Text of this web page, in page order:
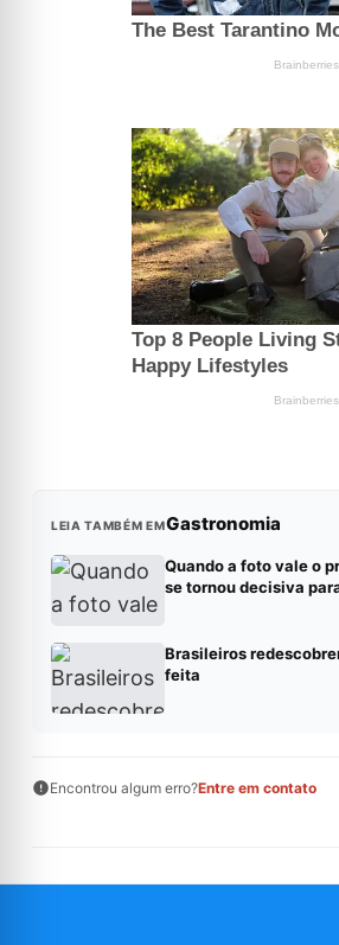
LEIA TAMBÉM EMGastronomia
Quando a foto vale o
se tornou decisiva
Brasileiros
feita
Encontrou algum erro?Entre em contato